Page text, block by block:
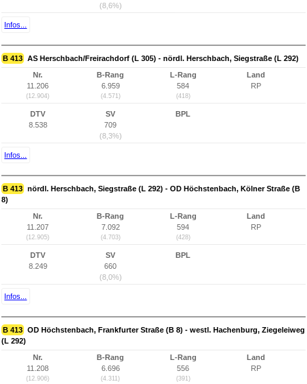
(8,6%)
Infos...
B 413 AS Herschbach/Freirachdorf (L 305) - nördl. Herschbach, Siegstraße (L 292)
Nr.
11.206
(12.904)
B-Rang
6.959
(4.571)
L-Rang
584
(418)
Land
RP
DTV
8.538
SV
709
(8,3%)
BPL
Infos...
B 413 nördl. Herschbach, Siegstraße (L 292) - OD Höchstenbach, Kölner Straße (B
8)
Nr.
11.207
(12.905)
B-Rang
7.092
(4.703)
L-Rang
594
(428)
Land
RP
DTV
8.249
SV
660
(8,0%)
BPL
Infos...
B 413 OD Höchstenbach, Frankfurter Straße (B 8) - westl. Hachenburg, Ziegeleiweg
(L 292)
Nr.
11.208
(12.906)
B-Rang
6.696
(4.311)
L-Rang
556
(391)
Land
RP